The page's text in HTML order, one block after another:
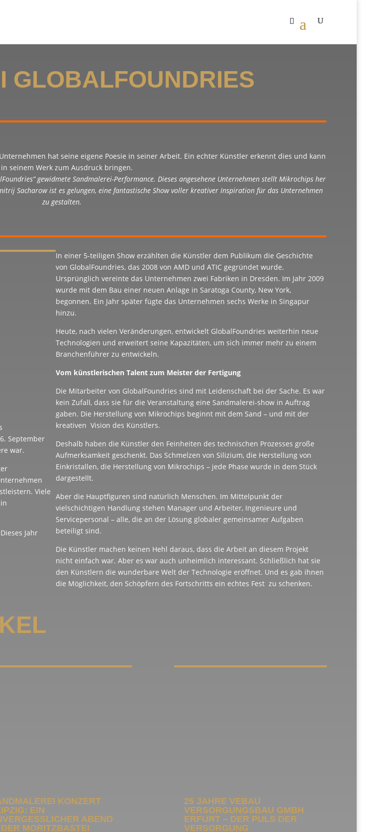
GLOBALFOUNDRIES
hat seine eigene Poesie in seiner Arbeit. Ein echter Künstler erkennt dies und kann
in seinem Werk zum Ausdruck bringen.
gewidmete Sandmalerei-Performance. Dieses angesehene Unternehmen stellt Mikrochips her
Sacharow ist es gelungen, eine fantastische Show voller kreativer Inspiration für das Unternehmen
zu gestalten.
September
war.
Viele
Jahr
In einer 5-teiligen Show erzählten die Künstler dem Publikum die Geschichte
von GlobalFoundries, das 2008 von AMD und ATIC gegründet wurde.
Ursprünglich vereinte das Unternehmen zwei Fabriken in Dresden. Im Jahr 2009
wurde mit dem Bau einer neuen Anlage in Saratoga County, New York,
begonnen. Ein Jahr später fügte das Unternehmen sechs Werke in Singapur
hinzu.
Heute, nach vielen Veränderungen, entwickelt GlobalFoundries weiterhin neue
Technologien und erweitert seine Kapazitäten, um sich immer mehr zu einem
Branchenführer zu entwickeln.
Vom künstlerischen Talent zum Meister der Fertigung
Die Mitarbeiter von GlobalFoundries sind mit Leidenschaft bei der Sache. Es war
kein Zufall, dass sie für die Veranstaltung eine Sandmalerei-show in Auftrag
gaben. Die Herstellung von Mikrochips beginnt mit dem Sand – und mit der
kreativen Vision des Künstlers.
Deshalb haben die Künstler den Feinheiten des technischen Prozesses große
Aufmerksamkeit geschenkt. Das Schmelzen von Silizium, die Herstellung von
Einkristallen, die Herstellung von Mikrochips – jede Phase wurde in dem Stück
dargestellt.
Aber die Hauptfiguren sind natürlich Menschen. Im Mittelpunkt der
vielschichtigen Handlung stehen Manager und Arbeiter, Ingenieure und
Servicepersonal – alle, die an der Lösung globaler gemeinsamer Aufgaben
beteiligt sind.
Die Künstler machen keinen Hehl daraus, dass die Arbeit an diesem Projekt
nicht einfach war. Aber es war auch unheimlich interessant. Schließlich hat sie
den Künstlern die wunderbare Welt der Technologie eröffnet. Und es gab ihnen
die Möglichkeit, den Schöpfern des Fortschritts ein echtes Fest zu schenken.
KONZERT
EIN
ABEND
MORITZBASTEI
25 JAHRE VEBAU
VERSORGUNGSBAU GMBH
ERFURT – DER PULS DER
VERSORGUNG